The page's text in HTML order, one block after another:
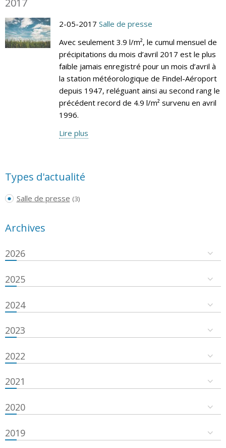
2-05-2017 Salle de presse
Avec seulement 3.9 l/m², le cumul mensuel de
précipitations du mois d’avril 2017 est le plus
faible jamais enregistré pour un mois d’avril à
la station météorologique de Findel-Aéroport
depuis 1947, reléguant ainsi au second rang le
précédent record de 4.9 l/m² survenu en avril
1996.
Lire plus
Types d'actualité
Salle de presse (3)
Archives
2026
2025
2024
2023
2022
2021
2020
2019